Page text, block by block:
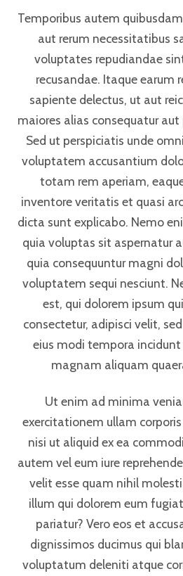
Temporibus autem
aut rerum necessitatibus
voluptates repudiandae
recusandae. Itaque earum
sapiente delectus, ut aut
maiores alias consequatur
Sed ut perspiciatis unde
voluptatem accusantium
totam rem aperiam,
inventore veritatis et quasi
dicta sunt explicabo. Nemo
quia voluptas sit aspernatur
quia consequuntur magni
voluptatem sequi nesciunt.
est, qui dolorem ipsum
consectetur, adipisci velit,
eius modi tempora
magnam aliquam
Ut enim ad minima
exercitationem ullam
nisi ut aliquid ex ea
autem vel eum iure
velit esse quam nihil
illum qui dolorem eum
pariatur? Vero eos et
dignissimos ducimus qui
voluptatum deleniti atque